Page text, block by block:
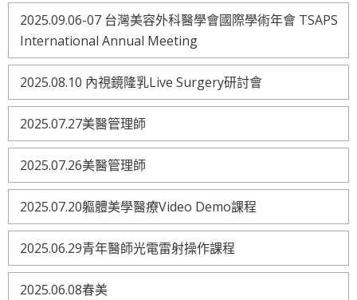
2025.09.06-07 台灣美容外科醫學會國際學術年會 TSAPS
International Annual Meeting
2025.08.10 內視鏡隆乳Live Surgery研討會
2025.07.27美醫管理師
2025.07.26美醫管理師
2025.07.20軀體美學醫療Video Demo課程
2025.06.29青年醫師光電雷射操作課程
2025.06.08春美